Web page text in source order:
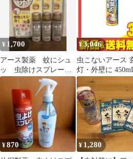
¥ 1,700
アース製薬 蚊にシュ
ッ 虫除けスプレー
天然 植物エキス 3本
セット キャンプ
¥3,046
虫こないアース
灯・外壁に
セット まとめ売り
¥870 ¥ 1,280